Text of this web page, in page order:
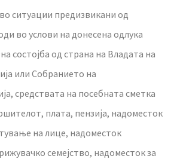
ситуации предизвикани од
во услови на донесена одлука
состојба од страна на Владата на
или Собранието на
средствата на посебната сметка
плата, пензија, надоместок
на лице, надоместок
семејство, надоместок за